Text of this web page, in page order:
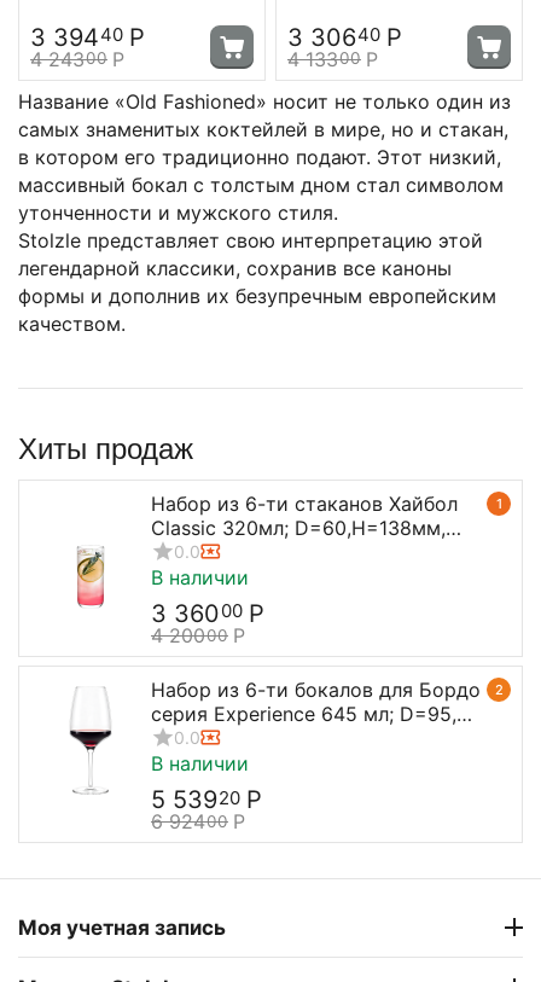
3 39440 Р
4 24300 Р
3 30640 Р
4 13300 Р
Название «Old Fashioned» носит не только один из
самых знаменитых коктейлей в мире, но и стакан,
в котором его традиционно подают. Этот низкий,
массивный бокал с толстым дном стал символом
утонченности и мужского стиля.
Stolzle представляет свою интерпретацию этой
легендарной классики, сохранив все каноны
формы и дополнив их безупречным европейским
качеством.
Хиты продаж
1
Набор из 6-ти стаканов Хайбол
Classic 320мл; D=60,H=138мм,
Stolzle
0.0
В наличии
3 36000 Р
4 20000 Р
2
Набор из 6-ти бокалов для Бордо
серия Experience 645 мл; D=95,
H=238 мм, Stolzle
0.0
В наличии
5 53920 Р
6 92400 Р
Моя учетная запись